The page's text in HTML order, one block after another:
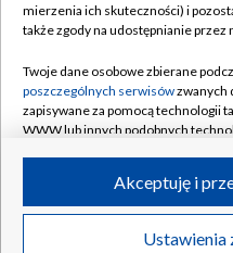
Naziemna Telewizja
Rada Programowa
System NOS
Informacje o nadawcy
Program dla prasy
©2026 Telewizja
mierzenia ich skuteczności) i
także zgody na udostępnianie przez
Twoje dane osobowe zbierane
poszczególnych serwisówzwanych
zapisywane za pomocą technologii
WWW lub innych podobnych
ruchu w Internecie.
Twoje dane osobowe zbierane
poszczególnych serwisówna
Ustawienia
Akceptuję i